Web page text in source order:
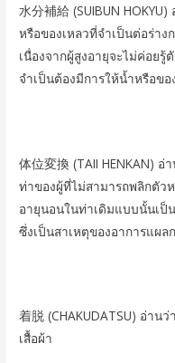
水分補給 (SUIBUN
หรือของเหลวที่จำเป็นต่อร่าง
เนื่องจากผู้สูงอายุจะไม่ค่อย
จำเป็นต้องมีการให้น้ำหรือขอ
体位変換 (TAII HENKAN) อ่
ท่าของผู้ที่ไม่สามารถพลิกตัว
อายุนอนในท่าเดิมแบบนั้นเป็
ซึ่งเป็นสาเหตุของอาการแผล
着脱 (CHAKUDATSU) อ่าน
เสื้อผ้า